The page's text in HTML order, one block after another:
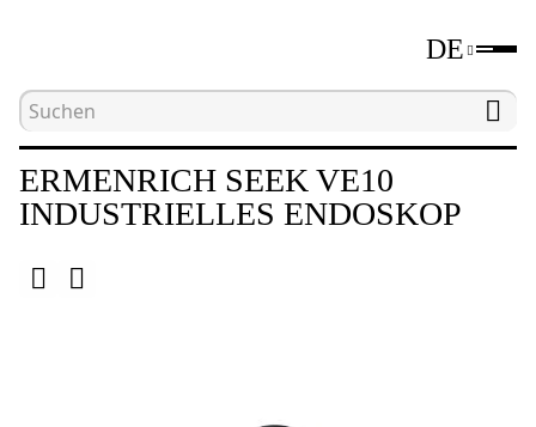
DE
Hauptseite
ERMENRICH SEEK VE10
INDUSTRIELLES ENDOSKOP